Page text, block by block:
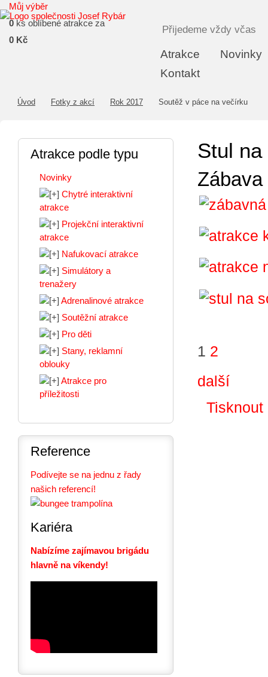
Atrakce
Novinky
Kontakt
Můj výběr
0 ks oblíbené atrakce za
0 Kč
Přijedeme vždy včas
Úvod Fotky z akcí Rok 2017 Soutěž v páce na večírku
Stul
1 2
další
Tisknout
Atrakce podle typu
Novinky
Chytré interaktivní
atrakce
Projekční interaktivní
atrakce
Nafukovací atrakce
Simulátory a
trenažery
Adrenalinové atrakce
Soutěžní atrakce
Pro děti
Stany, reklamní
oblouky
Atrakce pro
příležitosti
Reference
Podívejte se na jednu z řady
našich referencí!
Kariéra
Nabízíme zajímavou brigádu
hlavně na víkendy!